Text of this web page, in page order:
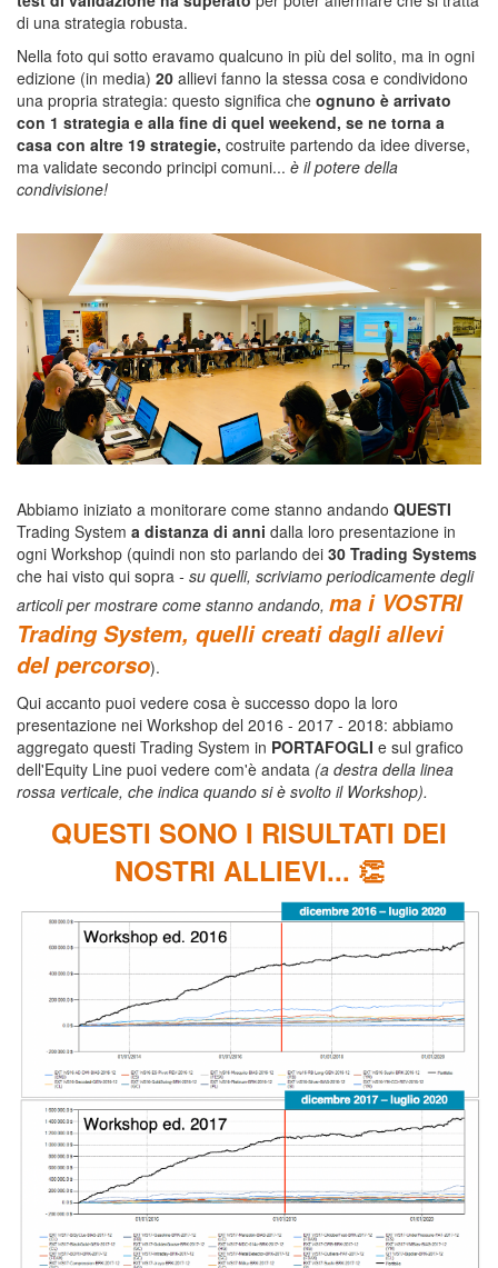
di una strategia robusta.
Nella foto qui sotto eravamo qualcuno in più del solito, ma in ogni
edizione (in media) 20 allievi fanno la stessa cosa e condividono
una propria strategia: questo significa che ognuno è arrivato
con 1 strategia e alla fine di quel weekend, se ne torna a
casa con altre 19 strategie, costruite partendo da idee diverse,
ma validate secondo principi comuni... è il potere della
condivisione!
Abbiamo iniziato a monitorare come stanno andando QUESTI
Trading System a distanza di anni dalla loro presentazione in
ogni Workshop (quindi non sto parlando dei 30 Trading Systems
che hai visto qui sopra - su quelli, scriviamo periodicamente degli
articoli per mostrare come stanno andando, ma i VOSTRI
Trading System, quelli creati dagli allevi
del percorso).
Qui accanto puoi vedere cosa è successo dopo la loro
presentazione nei Workshop del 2016 - 2017 - 2018: abbiamo
aggregato questi Trading System in PORTAFOGLI e sul grafico
dell'Equity Line puoi vedere com'è andata (a destra della linea
rossa verticale, che indica quando si è svolto il Workshop).
QUESTI SONO I RISULTATI DEI
NOSTRI ALLIEVI... 👏